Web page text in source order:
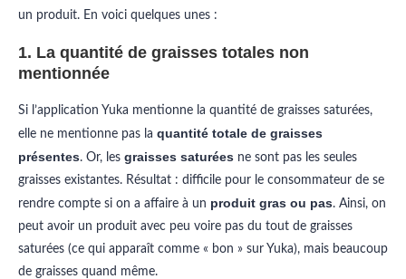
un produit. En voici quelques unes :
1. La quantité de graisses totales non
mentionnée
Si l’application Yuka mentionne la quantité de graisses saturées,
elle ne mentionne pas la quantité totale de graisses
présentes. Or, les graisses saturées ne sont pas les seules
graisses existantes. Résultat : difficile pour le consommateur de se
rendre compte si on a affaire à un produit gras ou pas. Ainsi, on
peut avoir un produit avec peu voire pas du tout de graisses
saturées (ce qui apparaît comme « bon » sur Yuka), mais beaucoup
de graisses quand même.